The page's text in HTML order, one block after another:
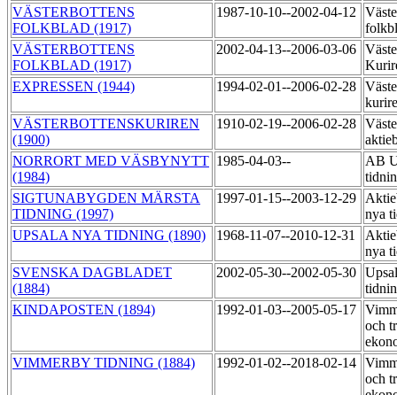
VÄSTERBOTTENS
FOLKBLAD (1917)
1987-10-10--2002-04-12
VÄSTERBOTTENS
FOLKBLAD (1917)
2002-04-13--2006-03-06
EXPRESSEN (1944)
1994-02-01--2006-02-28
VÄSTERBOTTENSKURIREN
(1900)
1910-02-19--2006-02-28
NORRORT MED VÄSBYNYTT
(1984)
1985-04-03--
AB
SIGTUNABYGDEN MÄRSTA
TIDNING (1997)
1997-01-15--2003-12-29
nya
UPSALA NYA TIDNING (1890)
1968-11-07--2010-12-31
nya
SVENSKA DAGBLADET
(1884)
2002-05-30--2002-05-30
KINDAPOSTEN (1894)
1992-01-03--2005-05-17
och
VIMMERBY TIDNING (1884)
1992-01-02--2018-02-14
och